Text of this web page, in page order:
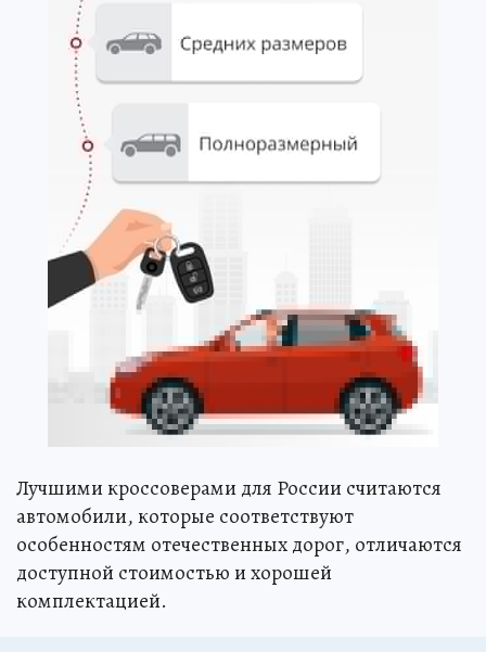
Лучшими кроссоверами для России считаются
автомобили, которые соответствуют
особенностям отечественных дорог, отличаются
доступной стоимостью и хорошей
комплектацией.